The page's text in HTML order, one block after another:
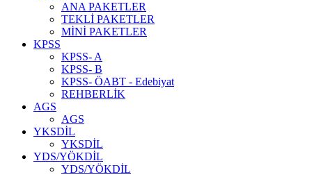
ANA PAKETLER
TEKLİ PAKETLER
MİNİ PAKETLER
KPSS
KPSS- A
KPSS- B
KPSS- ÖABT - Edebiyat
REHBERLİK
AGS
AGS
YKSDİL
YKSDİL
YDS/YÖKDİL
YDS/YÖKDİL